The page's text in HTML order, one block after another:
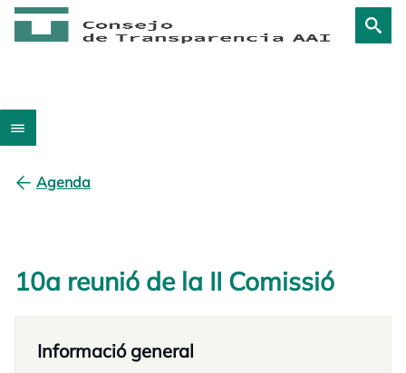
Agenda
10a reunió de la II Comissió
opens in a new tab
Informació general